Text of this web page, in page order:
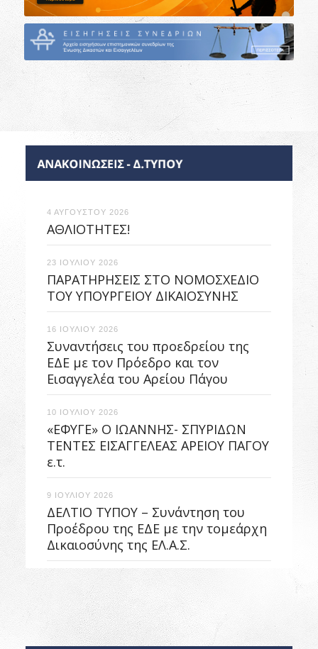
4 ΑΥΓΟΥΣΤΟΥ 2026
ΑΘΛΙΟΤΗΤΕΣ!
23 ΙΟΥΛΙΟΥ 2026
ΠΑΡΑΤΗΡΗΣΕΙΣ ΣΤΟ ΝΟΜΟΣΧΕΔΙΟ
ΤΟΥ ΥΠΟΥΡΓΕΙΟΥ ΔΙΚΑΙΟΣΥΝΗΣ
16 ΙΟΥΛΙΟΥ 2026
Συναντήσεις του προεδρείου της
ΕΔΕ με τον Πρόεδρο και τον
Εισαγγελέα του Αρείου Πάγου
10 ΙΟΥΛΙΟΥ 2026
«ΕΦΥΓΕ» Ο ΙΩΑΝΝΗΣ- ΣΠΥΡΙΔΩΝ
ΤΕΝΤΕΣ ΕΙΣΑΓΓΕΛΕΑΣ ΑΡΕΙΟΥ ΠΑΓΟΥ
ε.τ.
9 ΙΟΥΛΙΟΥ 2026
ΔΕΛΤΙΟ ΤΥΠΟΥ – Συνάντηση του
Προέδρου της ΕΔΕ με την τομεάρχη
Δικαιοσύνης της ΕΛ.Α.Σ.